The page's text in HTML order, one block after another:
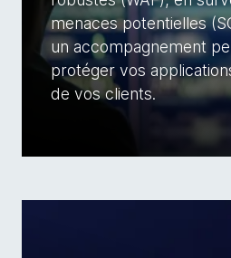
menaces potentielles
un accompagnement
protéger vos
de vos clients. ​